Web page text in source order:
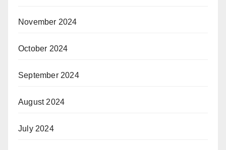
November 2024
October 2024
September 2024
August 2024
July 2024